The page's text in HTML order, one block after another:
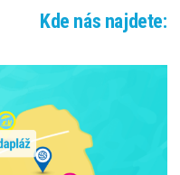
Kde nás najdete: